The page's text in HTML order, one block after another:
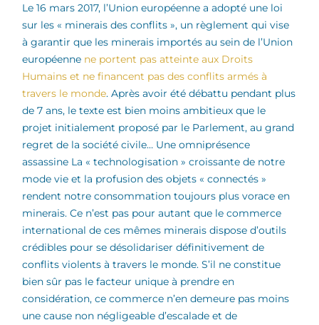
Le 16 mars 2017, l’Union européenne a adopté une loi
sur les « minerais des conflits », un règlement qui vise
à garantir que les minerais importés au sein de l’Union
européenne ne portent pas atteinte aux Droits
Humains et ne financent pas des conflits armés à
travers le monde. Après avoir été débattu pendant plus
de 7 ans, le texte est bien moins ambitieux que le
projet initialement proposé par le Parlement, au grand
regret de la société civile… Une omniprésence
assassine La « technologisation » croissante de notre
mode vie et la profusion des objets « connectés »
rendent notre consommation toujours plus vorace en
minerais. Ce n’est pas pour autant que le commerce
international de ces mêmes minerais dispose d’outils
crédibles pour se désolidariser définitivement de
conflits violents à travers le monde. S’il ne constitue
bien sûr pas le facteur unique à prendre en
considération, ce commerce n’en demeure pas moins
une cause non négligeable d’escalade et de